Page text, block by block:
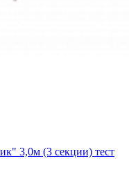
3,0м (3 секции) тест